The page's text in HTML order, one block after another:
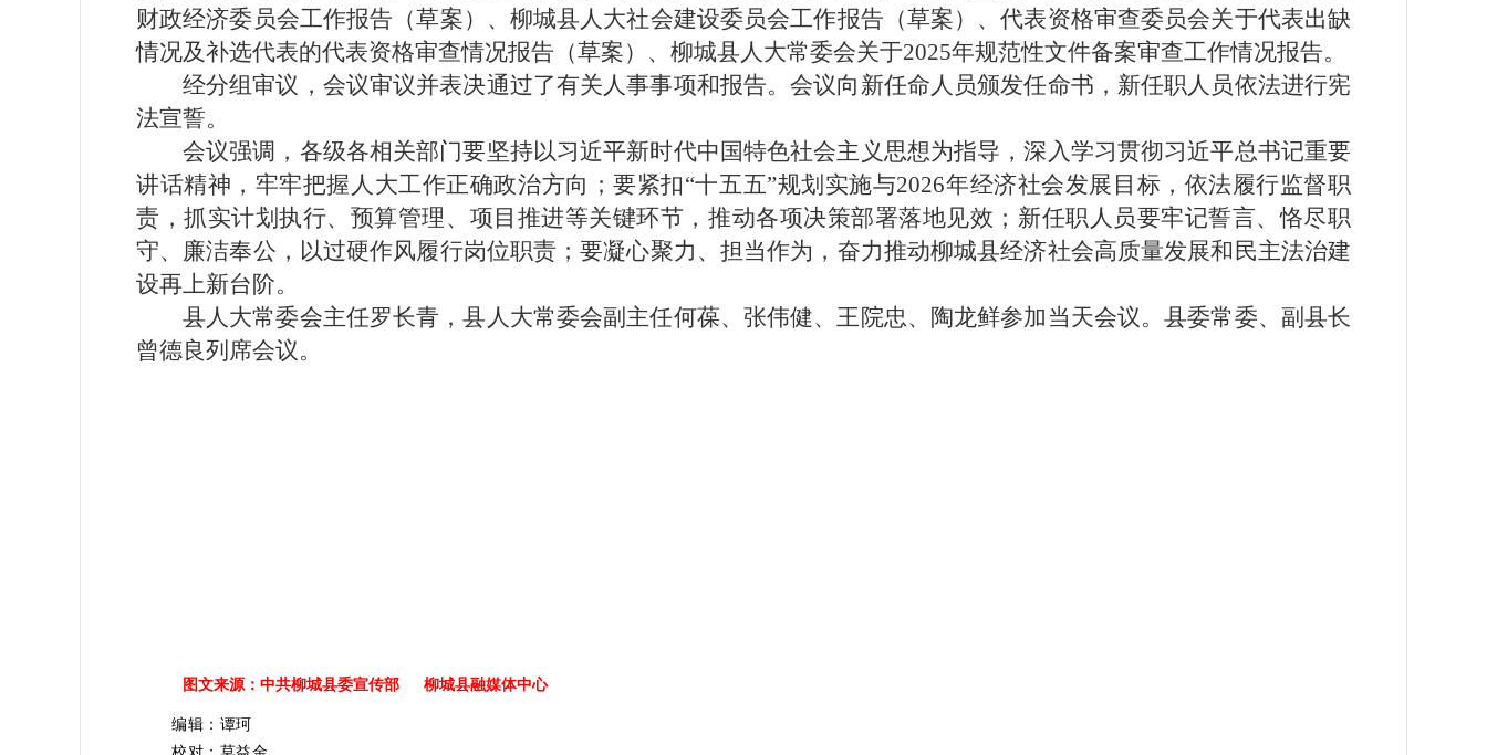
财政经济委员会工作报告（草案）、柳城县人大社会建设委员会工作报告（草案）、代表资格审查委员会关于代表出缺
情况及补选代表的代表资格审查情况报告（草案）、柳城县人大常委会关于2025年规范性文件备案审查工作情况报告。
经分组审议，会议审议并表决通过了有关人事事项和报告。会议向新任命人员颁发任命书，新任职人员依法进行宪
法宣誓。
会议强调，各级各相关部门要坚持以习近平新时代中国特色社会主义思想为指导，深入学习贯彻习近平总书记重要
讲话精神，牢牢把握人大工作正确政治方向；要紧扣“十五五”规划实施与2026年经济社会发展目标，依法履行监督职
责，抓实计划执行、预算管理、项目推进等关键环节，推动各项决策部署落地见效；新任职人员要牢记誓言、恪尽职
守、廉洁奉公，以过硬作风履行岗位职责；要凝心聚力、担当作为，奋力推动柳城县经济社会高质量发展和民主法治建
设再上新台阶。
县人大常委会主任罗长青，县人大常委会副主任何葆、张伟健、王院忠、陶龙鲜参加当天会议。县委常委、副县长
曾德良列席会议。
图文来源：中共柳城县委宣传部 柳城县融媒体中心
编辑：谭珂
校对：莫益金